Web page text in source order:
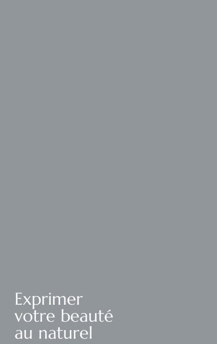
Exprimer
votre beauté
au naturel